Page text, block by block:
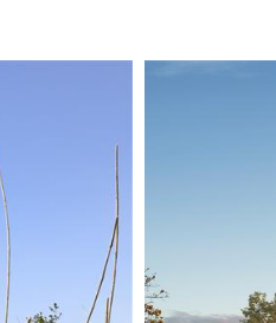
De verdieping biedt dankzij
Een buitenruimte met
De royale tuin rondom de
waar de mogelijkheid bestaat
mooiste recreatiegebieden